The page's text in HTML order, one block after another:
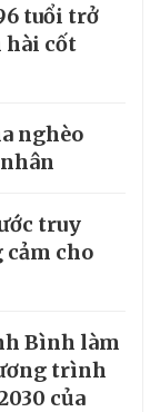
tuổi trở
hài cốt
nghèo
truy
cảm cho
Bình làm
trình
của